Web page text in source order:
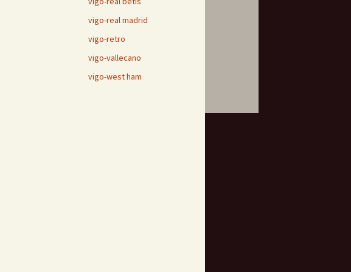
vigo-real madrid
vigo-retro
vigo-vallecano
vigo-west ham